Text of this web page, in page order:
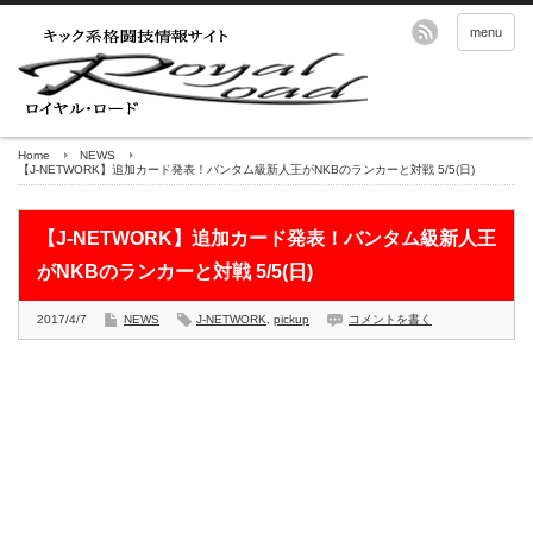
menu
Home
NEWS
【J-NETWORK】追加カード発表！バンタム級新人王がNKBのランカーと対戦 5/5(日)
【J-NETWORK】追加カード発表！バンタム級新人王
がNKBのランカーと対戦 5/5(日)
2017/4/7 NEWS J-NETWORK pickup コメントを書く